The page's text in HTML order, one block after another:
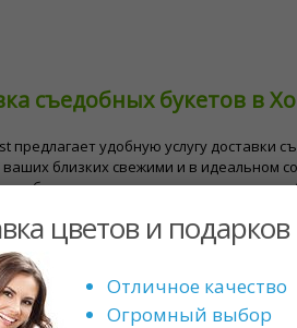
съедобных букетов в
предлагает удобную услугу
ваших близких свежими и в идеальном
выбором для различных торжеств и
виды съедобных
мы предлагаем широкий выбор
цветов и
Отличное качество
Огромный выбор